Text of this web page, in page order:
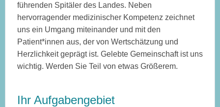
führenden Spitäler des Landes. Neben
hervorragender medizinischer Kompetenz zeichnet
uns ein Umgang miteinander und mit den
Patient*innen aus, der von Wertschätzung und
Herzlichkeit geprägt ist. Gelebte Gemeinschaft ist uns
wichtig. Werden Sie Teil von etwas Größerem.
Ihr Aufgabengebiet